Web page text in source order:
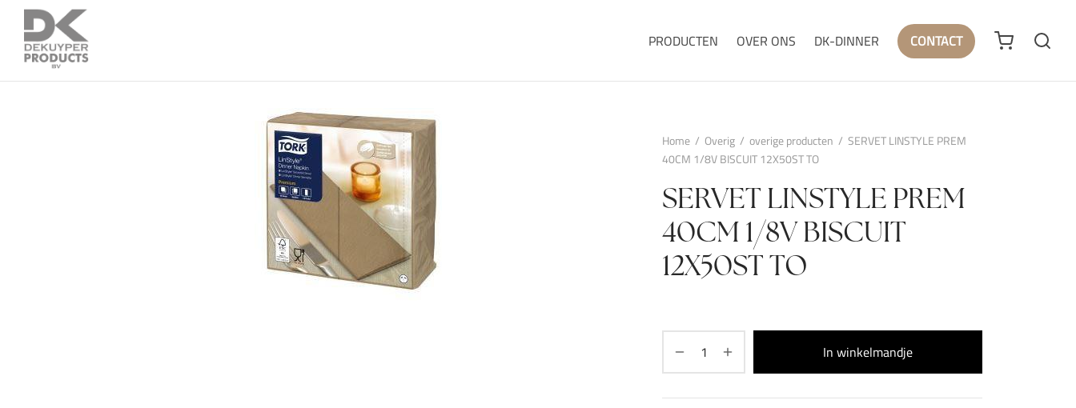
PRODUCTEN OVER ONS DK-DINNER CONTACT
Home / Overig / overige producten / SERVET LINSTYLE PREM
40CM 1/8V BISCUIT 12X50ST TO
SERVET LINSTYLE PREM
40CM 1/8V BISCUIT
12X50ST TO
In winkelmandje